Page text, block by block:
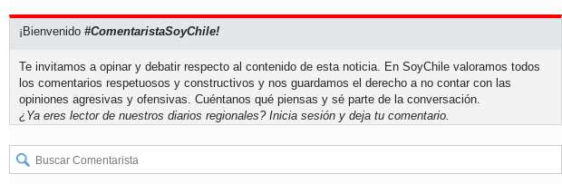
¡Bienvenido #ComentaristaSoyChile!
Te invitamos a opinar y debatir respecto al contenido de esta noticia. En SoyChile valoramos todos
los comentarios respetuosos y constructivos y nos guardamos el derecho a no contar con las
opiniones agresivas y ofensivas. Cuéntanos qué piensas y sé parte de la conversación.
¿Ya eres lector de nuestros diarios regionales? Inicia sesión y deja tu comentario.